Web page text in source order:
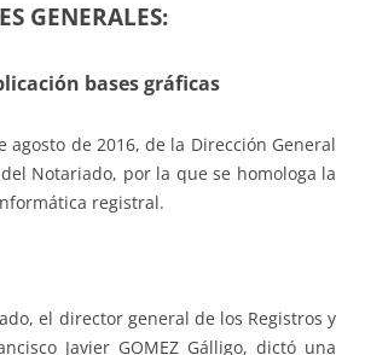
GENERALES:
bases gráficas
agosto de 2016, de la Dirección General
Notariado, por la que se homologa la
registral.
el director general de los Registros y
Javier GOMEZ Gálligo, dictó una